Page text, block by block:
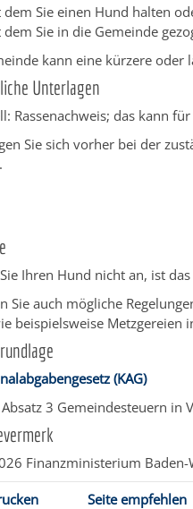
dem Sie einen Hund halten
dem Sie in die Gemeinde
kann eine kürzere oder
Unterlagen
Rassenachweis; das kann
Sie sich vorher bei der
Ihren Hund nicht an, ist
Sie auch mögliche
beispielsweise Metzgereien
(KAG)
Absatz 3 Gemeindesteuern in
Finanzministerium
Seite empfehlen